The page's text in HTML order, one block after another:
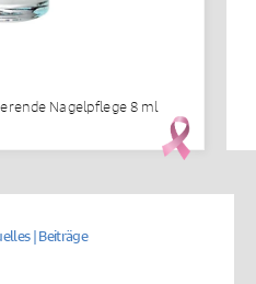
Nagelpflege 8 ml
| Beiträge